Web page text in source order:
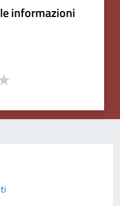
informazioni